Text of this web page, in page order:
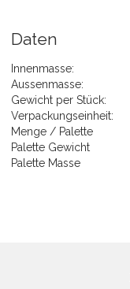
Daten
Innenmasse:
Aussenmasse:
Gewicht per Stück:
Verpackungseinheit:
Menge / Palette
Palette Gewicht
Palette Masse